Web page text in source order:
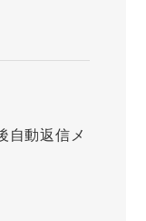
自動返信メ